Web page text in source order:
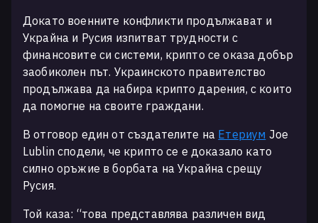
Докато военните конфликти продължават и
Украйна и Русия изпитват трудности с
финансовите си системи, крипто се оказа добър
заобиколен път. Украинското правителство
продължава да набира крипто дарения, с които
да помогне на своите граждани.
В отговор един от създателите на Етериум Joe
Lublin сподели, че крипто се е доказало като
силно оръжие в борбата на Украйна срещу
Русия.
Той каза: “това представлява различен вид